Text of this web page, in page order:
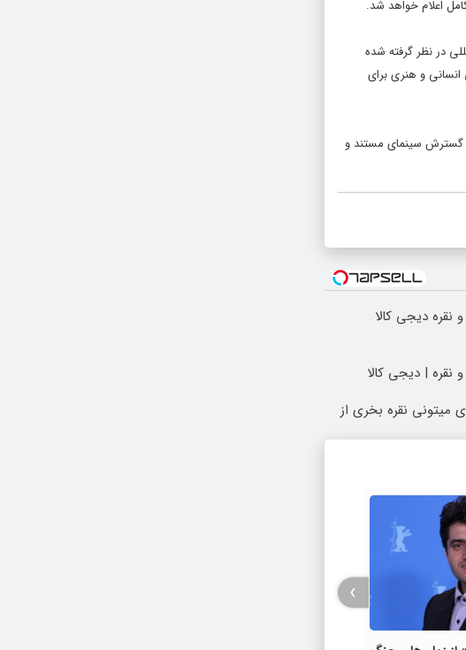
اعلام خواهد شد.
در نظر گرفته شده
انسانی و هنری برای
گسترش سینمای مستند و
نقره دیجی کالا
نقره | دیجی کالا
میتونی نقره بخری از
›